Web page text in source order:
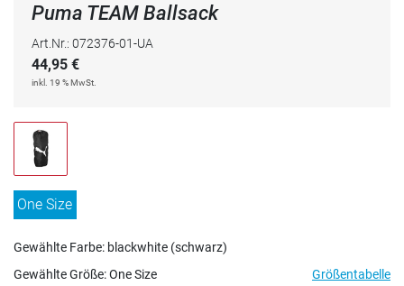
Puma TEAM Ballsack
Art.Nr.: 072376-01-UA
44,95 €
inkl. 19 % MwSt.
One Size
Gewählte Farbe: blackwhite (schwarz)
Gewählte Größe:One Size Größentabelle